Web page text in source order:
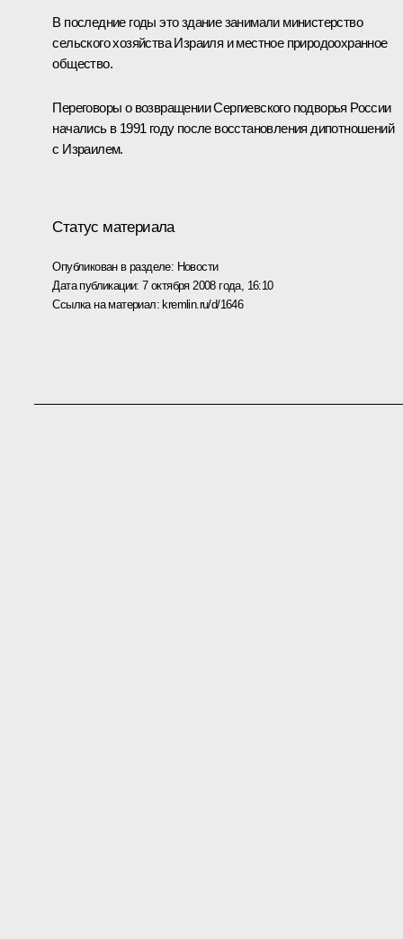
В последние годы это здание занимали министерство
сельского хозяйства Израиля и местное природоохранное
общество.
Переговоры о возвращении Сергиевского подворья России
начались в 1991 году после восстановления дипотношений
с Израилем.
Статус материала
Опубликован в разделе: Новости
Дата публикации:7 октября 2008 года, 16:10
Ссылка на материал: kremlin.ru/d/1646